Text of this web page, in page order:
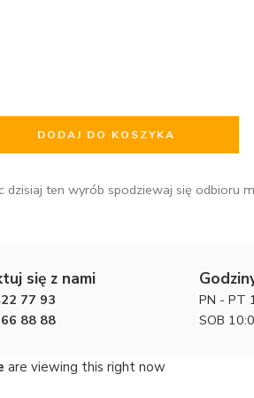
DODAJ DO KOSZYKA
dzisiaj ten wyrób spodziewaj się odbioru
się z nami
77 93
88 88
PN - PT
SOB
are viewing this right now